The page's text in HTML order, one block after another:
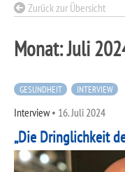
Zurück zur Übersicht
Monat:Juli
GESUNDHEIT INTERVIEW
Interview• 16. Juli 2024
„Die Dringlichkeit